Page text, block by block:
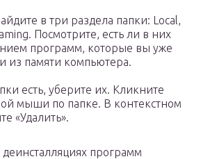
в три раздела папки: Local,
Посмотрите, есть ли в них
программ, которые вы уже
из памяти компьютера.
есть, уберите их. Кликните
мыши по папке. В контекстном
«Удалить».
программ